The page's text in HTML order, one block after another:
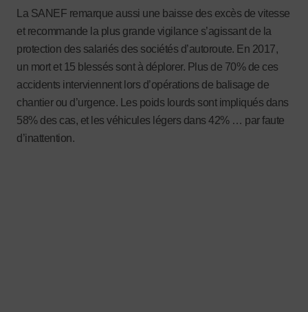
La SANEF remarque aussi une baisse des excès de vitesse
et recommande la plus grande vigilance s’agissant de la
protection des salariés des sociétés d’autoroute. En 2017,
un mort et 15 blessés sont à déplorer. Plus de 70% de ces
accidents interviennent lors d’opérations de balisage de
chantier ou d’urgence. Les poids lourds sont impliqués dans
58% des cas, et les véhicules légers dans 42% … par faute
d’inattention.